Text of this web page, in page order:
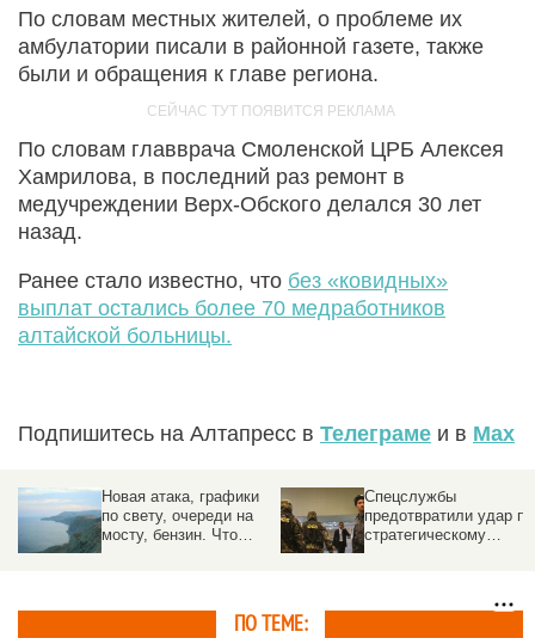
По словам местных жителей, о проблеме их
амбулатории писали в районной газете, также
были и обращения к главе региона.
По словам главврача Смоленской ЦРБ Алексея
Хамрилова, в последний раз ремонт в
медучреждении Верх-Обского делался 30 лет
назад.
Ранее стало известно, что без «ковидных»
выплат остались более 70 медработников
алтайской больницы.
Подпишитесь на Алтапресс в Телеграме и в Max
Новая атака, графики
по свету, очереди на
мосту, бензин. Что
Спецслужбы
предотвратили удар по
стратегическому
ПО ТЕМЕ: